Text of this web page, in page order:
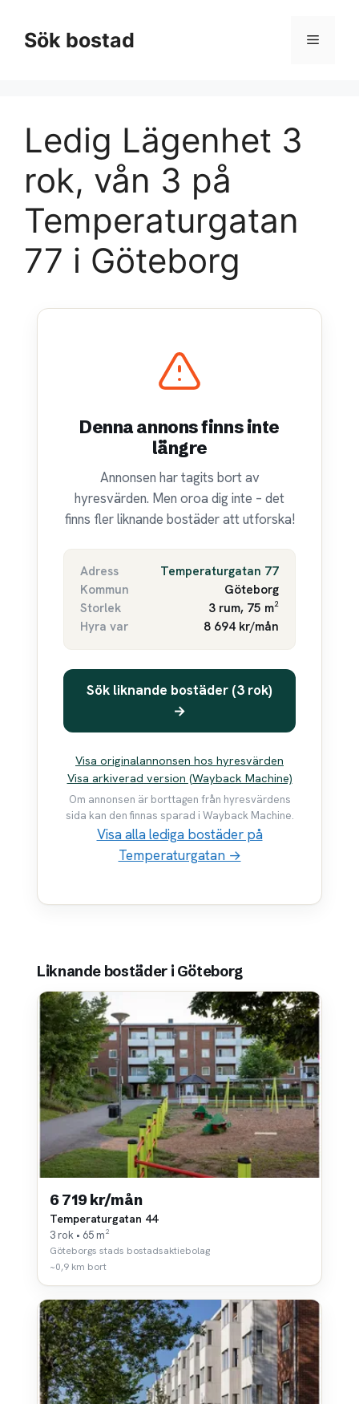
innehållSök bostad Meny
Ledig Lägenhet 3
rok, vån 3 på
Temperaturgatan
77 i Göteborg
Denna annons finns inte
längre
Annonsen har tagits bort av
hyresvärden. Men oroa dig inte – det
finns fler liknande bostäder att utforska!
Adress
Temperaturgatan 77
Kommun
Göteborg
Storlek
3 rum, 75 m²
Hyra var
8 694 kr/mån
Sök liknande bostäder (3 rok)
→
Visa originalannonsen hos hyresvärden
Visa arkiverad version (Wayback Machine)
Om annonsen är borttagen från hyresvärdens
sida kan den finnas sparad i Wayback Machine.
Visa alla lediga bostäder på
Temperaturgatan →
Liknande bostäder i Göteborg
6 719 kr/mån
Temperaturgatan 44
3 rok • 65 m²
Göteborgs stads bostadsaktiebolag
~0,9 km bort